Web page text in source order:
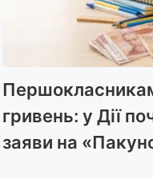
гривень: у Дії
заяви на